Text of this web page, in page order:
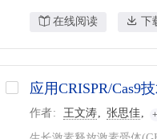
在线阅读 下
应用CRISPR/Cas9
作者 王文涛 张思佳